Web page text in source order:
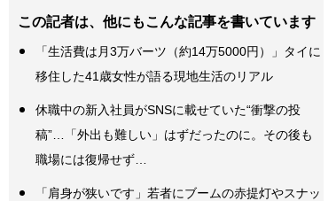
この記者は、他にもこんな記事を書いています
「生活費は月3万バーツ（約14万5000円）」タイに
移住した41歳女性が語る現地生活のリアル
休職中の新入社員がSNSに載せていた“衝撃の投
稿”…「外出も難しい」はずだったのに。その後も
職場には復帰せず…
「肩身が狭いです」若者にブームの赤提灯やスナッ